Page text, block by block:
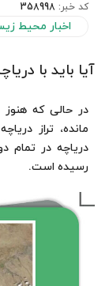
کد خبر: 358998
اخبار محیط
آیا باید با
در حالی که
مانده، تراز
رسیده است.